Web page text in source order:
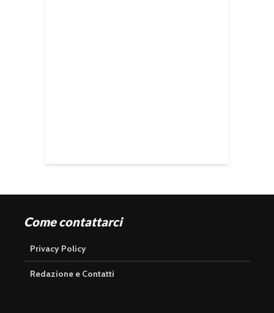
Come contattarci
Privacy Policy
Redazione e Contatti